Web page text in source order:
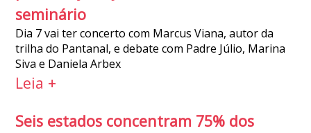
seminário
Dia 7 vai ter concerto com Marcus Viana, autor da
trilha do Pantanal, e debate com Padre Júlio, Marina
Siva e Daniela Arbex
Leia +
Seis estados concentram 75% dos